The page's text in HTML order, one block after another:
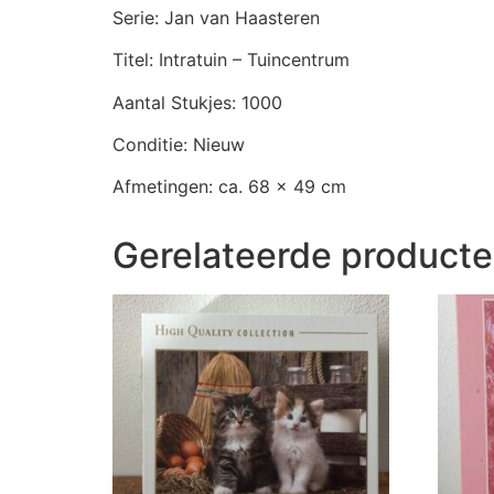
Serie: Jan van Haasteren
Titel: Intratuin – Tuincentrum
Aantal Stukjes: 1000
Conditie: Nieuw
Afmetingen: ca. 68 x 49 cm
Gerelateerde